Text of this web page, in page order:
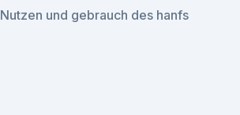
Nutzen und gebrauch des hanfs